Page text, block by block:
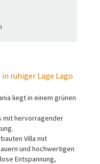
ruhiger Lage Lago
liegt in einem grünen
mit hervorragender
Villa mit
und hochwertigen
Entspannung,